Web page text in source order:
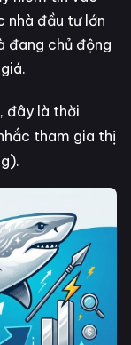
nhà đầu tư lớn
đang chủ động
, đây là thời
tham gia thị